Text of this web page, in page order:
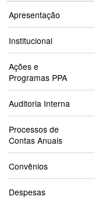
Apresentação
Institucional
Ações e
Programas PPA
Auditoria Interna
Processos de
Contas Anuais
Convênios
Despesas